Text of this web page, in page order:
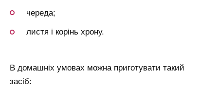
череда;
листя і корінь хрону.
В домашніх умовах можна приготувати такий
засіб: